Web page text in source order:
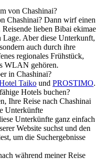
von Chashinai?
Chashinai? Dann wirf einen
Reisende lieben Bibai ekimae
Aber diese Unterkunft,
auch durch ihre
regionales Frühstück,
WLAN gehören.
in Chashinai?
Taiko und PROSTIMO.
Hotels buchen?
Ihre Reise nach Chashinai
Unterkünfte
Unterkünfte ganz einfach
Website suchst und den
um die Suchergebnisse
während meiner Reise